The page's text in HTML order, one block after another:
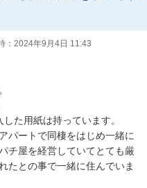
： 2024年9月4日 11:43
た用紙は持っています。
パートで同棲をはじめ一緒に
チ屋を経営していてとても厳
たとの事で一緒に住んでいま